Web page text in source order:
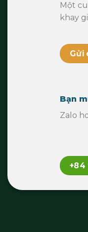
Một
khay
Gửi
Bạn
Zalo
+84